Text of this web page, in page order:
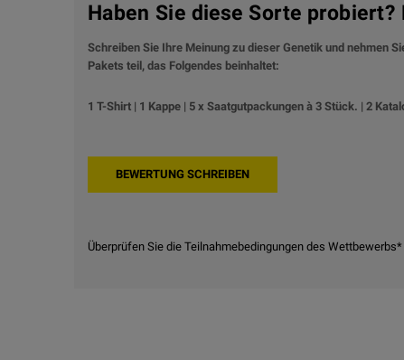
Haben Sie diese Sorte
Schreiben Sie Ihre Meinung zu dieser Genetik und nehmen
Pakets teil, das Folgendes beinhaltet:
1 T-Shirt | 1 Kappe | 5 x Saatgutpackungen à 3 Stück. | 2
Überprüfen Sie die Teilnahmebedingungen des Wettbewerbs*